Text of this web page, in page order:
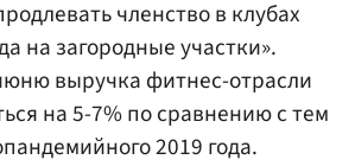
членство в клубах
на загородные участки».
выручка фитнес-отрасли
на 5-7% по сравнению с тем
2019 года.